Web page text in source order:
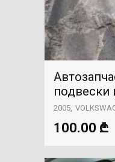
подвески
2005
100.00 ₾